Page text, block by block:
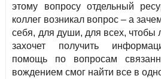
этому вопросу отдельный
коллег возникал вопрос – а
себя, для души, для всех, чтобы
захочет получить
помощь по вопросам
вождением смог найти все в